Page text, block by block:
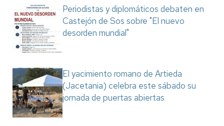
Periodistas y diplomáticos debaten en
Castejón de Sos sobre "El nuevo
desorden mundial"
El yacimiento romano de Artieda
(Jacetania) celebra este sábado su
jornada de puertas abiertas